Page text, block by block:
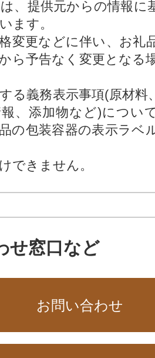
、提供元からの情報に
ます。
変更などに伴い、お礼
ら予告なく変更となる
る義務表示事項(原材料
、添加物など)につい
の包装容器の表示ラベ
できません。
せ窓口など
お問い合わせ